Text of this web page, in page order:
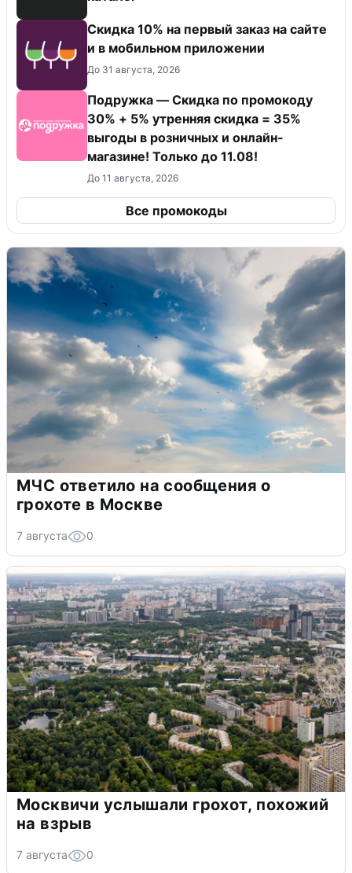
Скидка 10% на первый заказ на сайте
и в мобильном приложении
До 31 августа, 2026
Подружка — Скидка по промокоду
30% + 5% утренняя скидка = 35%
выгоды в розничных и онлайн-
магазине! Только до 11.08!
До 11 августа, 2026
Все промокоды
МЧС ответило на сообщения о
грохоте в Москве
7 августа 0
Москвичи услышали грохот, похожий
на взрыв
7 августа 0